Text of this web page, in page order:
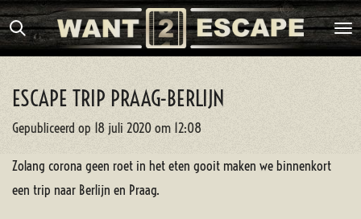
Ga
direct
de
ESCAPE TRIP PRAAG-BERLIJN
Gepubliceerd op 18 juli 2020 om 12:08
Zolang corona geen roet in het eten gooit maken we binnenkort
een trip naar Berlijn en Praag.